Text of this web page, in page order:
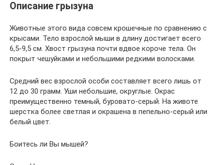
Описание грызуна
Животные этого вида совсем крошечные по сравнению с
крысами. Тело взрослой мыши в длину достигает всего
6,5-9,5 см. Хвост грызуна почти вдвое короче тела. Он
покрыт чешуйками и небольшими редкими волосками.
Средний вес взрослой особи составляет всего лишь от
12 до 30 грамм. Уши небольшие, округлые. Окрас
преимущественно темный, буровато-серый. На животе
шерстка более светлая и окрашена в пепельно-серый или
белый цвет.
Боитесь ли Вы мышей?